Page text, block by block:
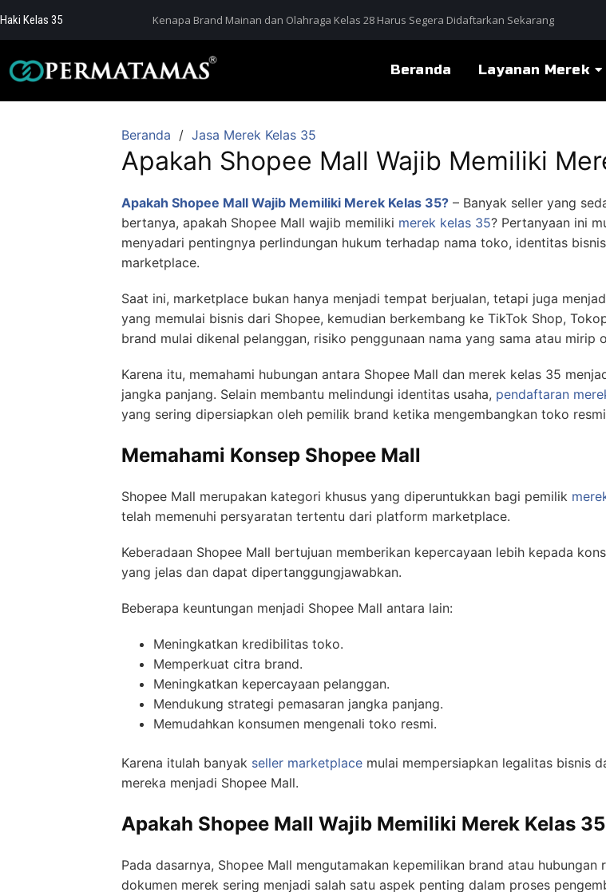
Haki Kelas 35 Kenapa Brand Mainan dan Olahraga Kelas 28 Harus Segera Didaftarkan Sekarang
Beranda Layanan Merek
Beranda Jasa Merek Kelas 35
Apakah Shopee Mall Wajib Memiliki
Apakah Shopee Mall Wajib Memiliki Merek Kelas 35? – Banyak seller yang
bertanya, apakah Shopee Mall wajib memiliki merek kelas 35? Pertanyaan ini
menyadari pentingnya perlindungan hukum terhadap nama toko, identitas
marketplace.
Saat ini, marketplace bukan hanya menjadi tempat berjualan, tetapi juga
yang memulai bisnis dari Shopee, kemudian berkembang ke TikTok Shop,
brand mulai dikenal pelanggan, risiko penggunaan nama yang sama atau mirip
Karena itu, memahami hubungan antara Shopee Mall dan merek kelas 35
jangka panjang. Selain membantu melindungi identitas usaha, pendaftaran
yang sering dipersiapkan oleh pemilik brand ketika mengembangkan toko
Memahami Konsep Shopee Mall
Shopee Mall merupakan kategori khusus yang diperuntukkan bagi pemilik
telah memenuhi persyaratan tertentu dari platform marketplace.
Keberadaan Shopee Mall bertujuan memberikan kepercayaan lebih kepada
yang jelas dan dapat dipertanggungjawabkan.
Beberapa keuntungan menjadi Shopee Mall antara lain:
Meningkatkan kredibilitas toko.
Memperkuat citra brand.
Meningkatkan kepercayaan pelanggan.
Mendukung strategi pemasaran jangka panjang.
Memudahkan konsumen mengenali toko resmi.
Karena itulah banyak seller marketplace mulai mempersiapkan legalitas bisnis
mereka menjadi Shopee Mall.
Apakah Shopee Mall Wajib Memiliki Merek Kelas
Pada dasarnya, Shopee Mall mengutamakan kepemilikan brand atau
dokumen merek sering menjadi salah satu aspek penting dalam proses